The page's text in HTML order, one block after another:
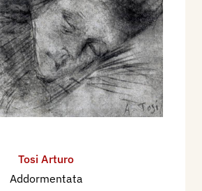
Tosi Arturo
Addormentata